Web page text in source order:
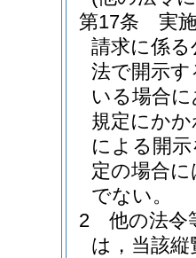
第17条
実
請求に係る
法で開示
いる場合
規定にか
による開
定の場合
でない。
2
他の法令
は，当該縦